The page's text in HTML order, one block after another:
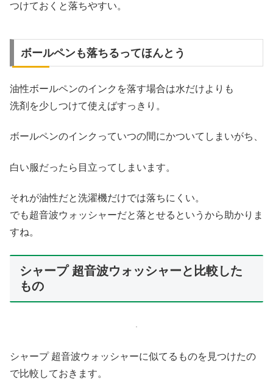
つけておくと落ちやすい。
ボールペンも落ちるってほんとう
油性ボールペンのインクを落す場合は水だけよりも
洗剤を少しつけて使えばすっきり。
ボールペンのインクっていつの間にかついてしまいがち、
白い服だったら目立ってしまいます。
それが油性だと洗濯機だけでは落ちにくい。
でも超音波ウォッシャーだと落とせるというから助かりま
すね。
シャープ 超音波ウォッシャーと比較した
もの
シャープ 超音波ウォッシャーに似てるものを見つけたの
で比較しておきます。